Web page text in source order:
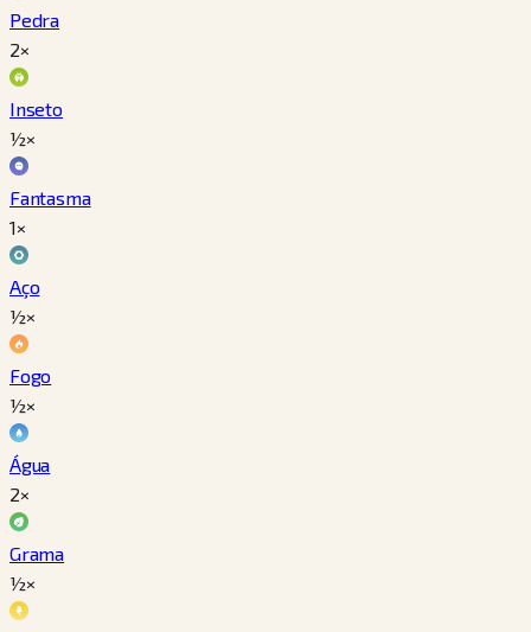
Pedra
2×
Inseto
½×
Fantasma
1×
Aço
½×
Fogo
½×
Água
2×
Grama
½×